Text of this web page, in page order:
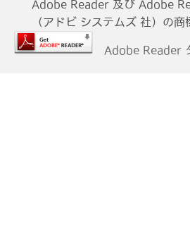
Adobe Reader 及び Adobe
（アドビ システムズ 社）の商
Adobe Reader